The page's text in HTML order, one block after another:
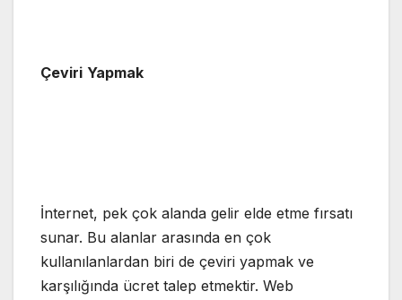
Çeviri Yapmak
İnternet, pek çok alanda gelir elde etme fırsatı
sunar. Bu alanlar arasında en çok
kullanılanlardan biri de çeviri yapmak ve
karşılığında ücret talep etmektir. Web